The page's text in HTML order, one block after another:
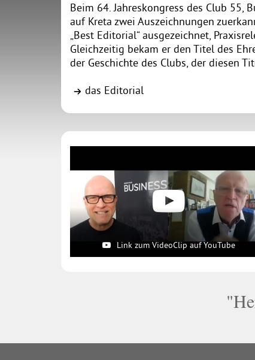
Beim 64. Jahreskongress des Club 55,
auf Kreta zwei Auszeichnungen
„Best Editorial“ ausgezeichnet,
Gleichzeitig bekam er den Titel des
der Geschichte des Clubs, der diesen
das Editorial
Link zum VideoClip auf YouTube